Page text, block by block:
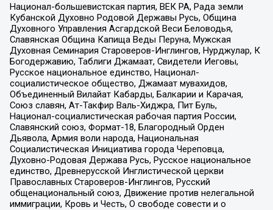
Национал-большевистская партия, ВЕК РА, Рада земли
Кубанской Духовно Родовой Державы Русь, Община
Духовного Управления Асгардской Веси Беловодья,
Славянская Община Капища Веды Перуна, Мужская
Духовная Семинария Староверов-Инглингов, Нурджулар, К
Богодержавию, Таблиги Джамаат, Свидетели Иеговы,
Русское национальное единство, Национал-
социалистическое общество, Джамаат мувахидов,
Объединенный Вилайат Кабарды, Балкарии и Карачая,
Союз славян, Ат-Такфир Валь-Хиджра, Пит Буль,
Национал-социалистическая рабочая партия России,
Славянский союз, Формат-18, Благородный Орден
Дьявола, Армия воли народа, Национальная
Социалистическая Инициатива города Череповца,
Духовно-Родовая Держава Русь, Русское национальное
единство, Древнерусской Инглистической церкви
Православных Староверов-Инглингов, Русский
общенациональный союз, Движение против нелегальной
иммиграции, Кровь и Честь, О свободе совести и о